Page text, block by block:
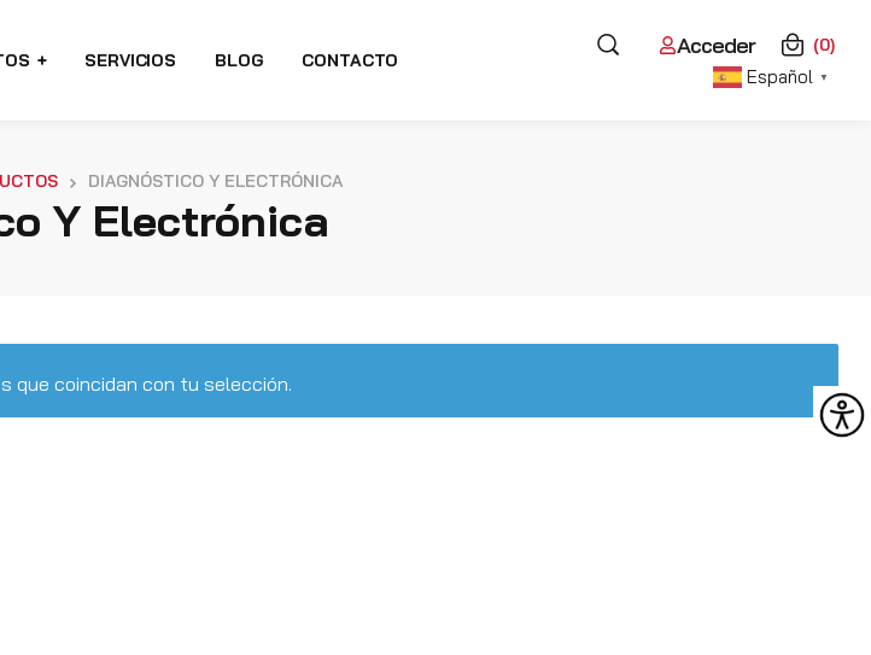
SERVICIOS BLOG CONTACTO
Acceder (0)
Español ▼
Y Electrónica
DIAGNÓSTICO Y ELECTRÓNICA
que coincidan con tu selección.